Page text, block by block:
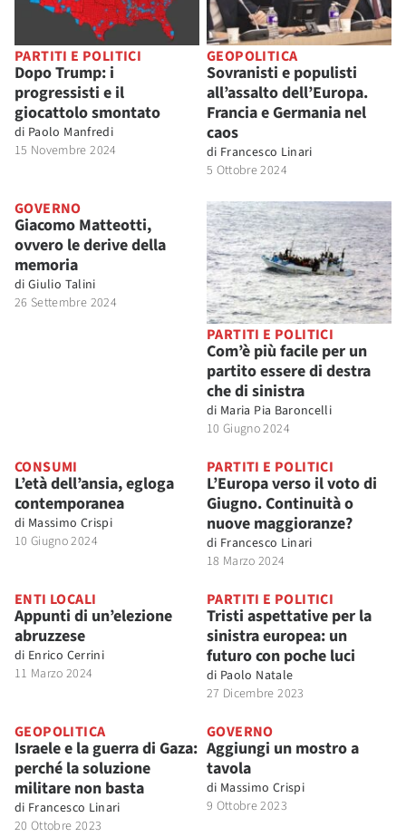
PARTITI E POLITICI
Dopo Trump: i
progressisti e il
giocattolo smontato
di Paolo Manfredi
15 Novembre 2024
GEOPOLITICA
Sovranisti e populisti
all’assalto dell’Europa.
Francia e Germania nel
caos
di Francesco Linari
5 Ottobre 2024
GOVERNO
Giacomo Matteotti,
ovvero le derive della
memoria
di Giulio Talini
26 Settembre 2024
PARTITI E POLITICI
Com’è più facile per un
partito essere di destra
che di sinistra
di Maria Pia Baroncelli
10 Giugno 2024
CONSUMI
L’età dell’ansia, egloga
contemporanea
di Massimo Crispi
10 Giugno 2024
PARTITI E POLITICI
L’Europa verso il voto di
Giugno. Continuità o
nuove maggioranze?
di Francesco Linari
18 Marzo 2024
ENTI LOCALI
Appunti di un’elezione
abruzzese
di Enrico Cerrini
11 Marzo 2024
PARTITI E POLITICI
Tristi aspettative per la
sinistra europea: un
futuro con poche luci
di Paolo Natale
27 Dicembre 2023
GEOPOLITICA
Israele e la guerra di Gaza:
perché la soluzione
militare non basta
di Francesco Linari
20 Ottobre 2023
GOVERNO
Aggiungi un mostro a
tavola
di Massimo Crispi
9 Ottobre 2023